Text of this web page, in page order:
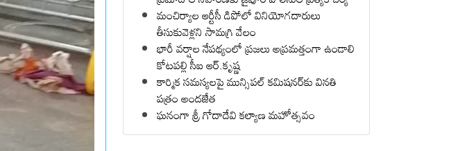
మంచిర్యాల ఆర్టీసీ డిపోలో వినియోగదారులు
తీసుకువెళ్లని సామగ్రి వేలం
భారీ వర్షాల నేపథ్యంలో ప్రజలు అప్రమత్తంగా ఉండాలి
కోటపల్లి సీఐ ఆర్.కృష్ణ
కార్మిక సమస్యలపై మున్సిపల్ కమిషనర్‌కు వినతి
పత్రం అందజేత
ఘనంగా శ్రీ గోదాదేవి కల్యాణ మహోత్సవం